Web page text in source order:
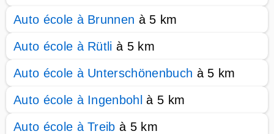
Auto école à Brunnen à 5 km
Auto école à Rütli à 5 km
Auto école à Unterschönenbuch à 5 km
Auto école à Ingenbohl à 5 km
Auto école à Treib à 5 km